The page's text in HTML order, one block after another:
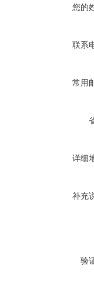
您的
联系
常用
详细
补充
验